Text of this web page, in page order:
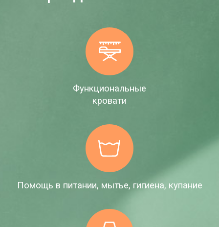
Функциональные
кровати
Помощь в питании, мытье, гигиена, купание